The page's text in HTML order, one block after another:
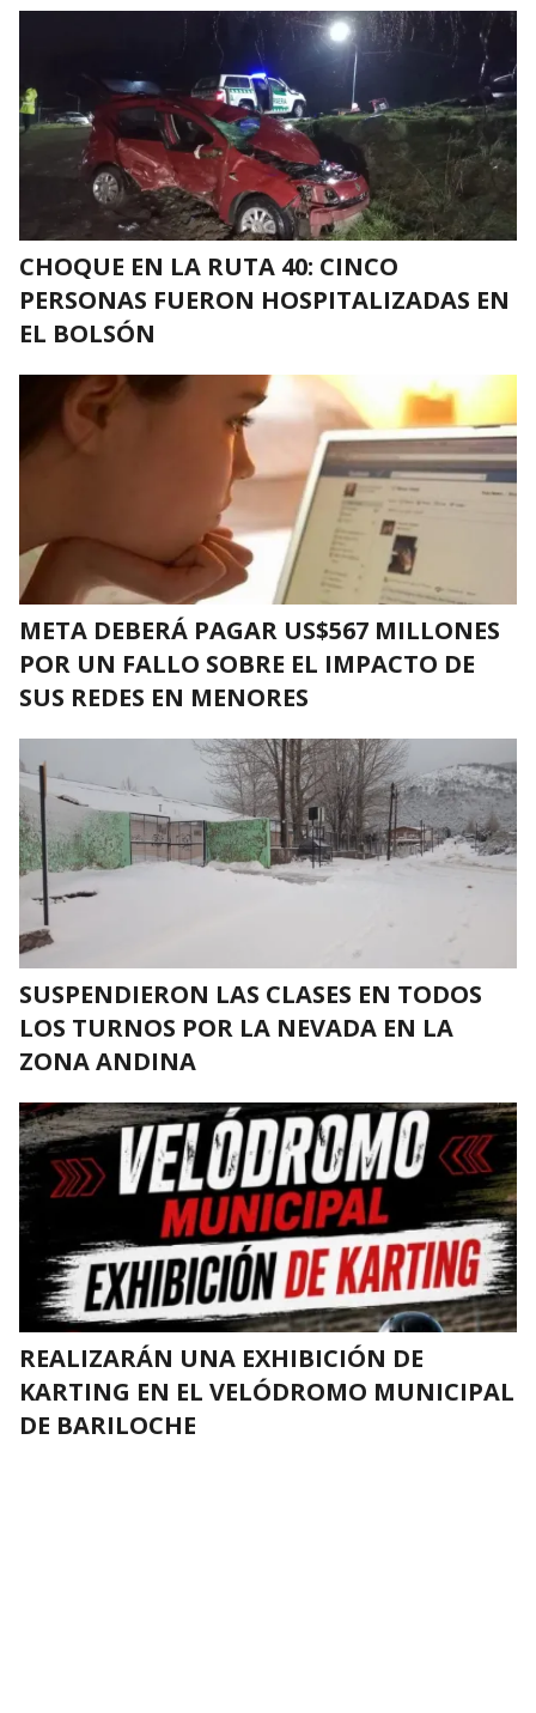
CHOQUE EN LA RUTA 40: CINCO
PERSONAS FUERON HOSPITALIZADAS EN
EL BOLSÓN
META DEBERÁ PAGAR US$567 MILLONES
POR UN FALLO SOBRE EL IMPACTO DE
SUS REDES EN MENORES
SUSPENDIERON LAS CLASES EN TODOS
LOS TURNOS POR LA NEVADA EN LA
ZONA ANDINA
REALIZARÁN UNA EXHIBICIÓN DE
KARTING EN EL VELÓDROMO MUNICIPAL
DE BARILOCHE